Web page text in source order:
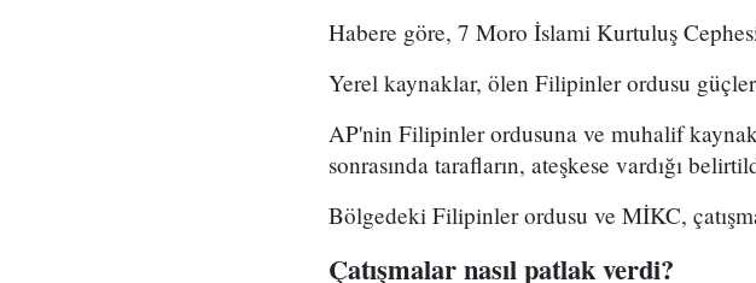
Habere göre, 7 Moro İslami Kurtuluş
Yerel kaynaklar, ölen Filipinler ordusu
AP'nin Filipinler ordusuna ve muhalif
sonrasında tarafların, ateşkese vardığı
Bölgedeki Filipinler ordusu ve MİKC,
Çatışmalar nasıl patlak verdi?